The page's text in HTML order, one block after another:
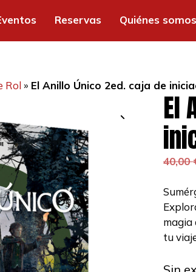
Reservas Quiénes somos
Rol» El Anillo Único 2ed. caja de
El
40,00
magia
tu